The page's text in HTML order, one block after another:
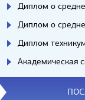
Диплом о
Диплом о
Диплом
Академическая